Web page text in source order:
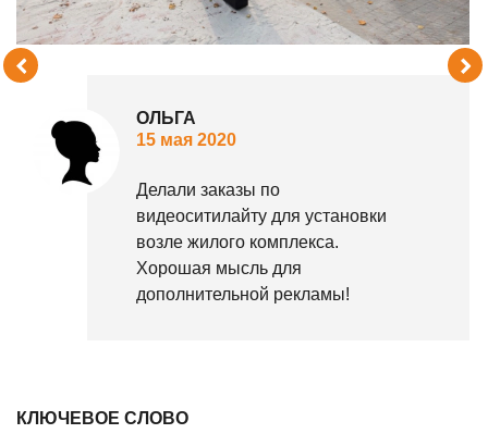
ОЛЬГА
15 мая 2020
Делали заказы по
видеоситилайту для установки
возле жилого комплекса.
Хорошая мысль для
дополнительной рекламы!
КЛЮЧЕВОЕ СЛОВО